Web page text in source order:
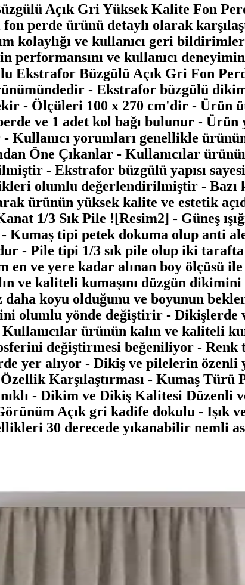
Açık Gri Yüksek Kalite Fon
perde ürünü detaylı olarak
kolaylığı ve kullanıcı geri
performansını ve kullanıcı
Ekstrafor Büzgülü Açık Gri Fon
- Ekstrafor büzgülü
- Ölçüleri 100 x 270 cm'dir - Ürün
ve 1 adet kol bağı bulunur -
Kullanıcı yorumları genellikle
Öne Çıkanlar - Kullanıcılar
- Ekstrafor büzgülü yapısı
olumlu değerlendirilmiştir - Bazı
ürünün yüksek kalite ve estetik
1/3 Sık Pile ![Resim2] - Güneş
- Kumaş tipi petek dokuma olup anti
- Pile tipi 1/3 sık pile olup iki
en ve yere kadar alınan boy ölçüsü
ve kaliteli kumaşını düzgün dikimini
koyu olduğunu ve boyunun
olumlu yönde değiştirir -
ürünün kalın ve kaliteli
değiştirmesi beğeniliyor -
yer alıyor - Dikiş ve pilelerin
Karşılaştırması - Kumaş
- Dikim ve Dikiş Kalitesi Düzenli
Açık gri kadife dokulu - Işık ve
30 derecede yıkanabilir nemli